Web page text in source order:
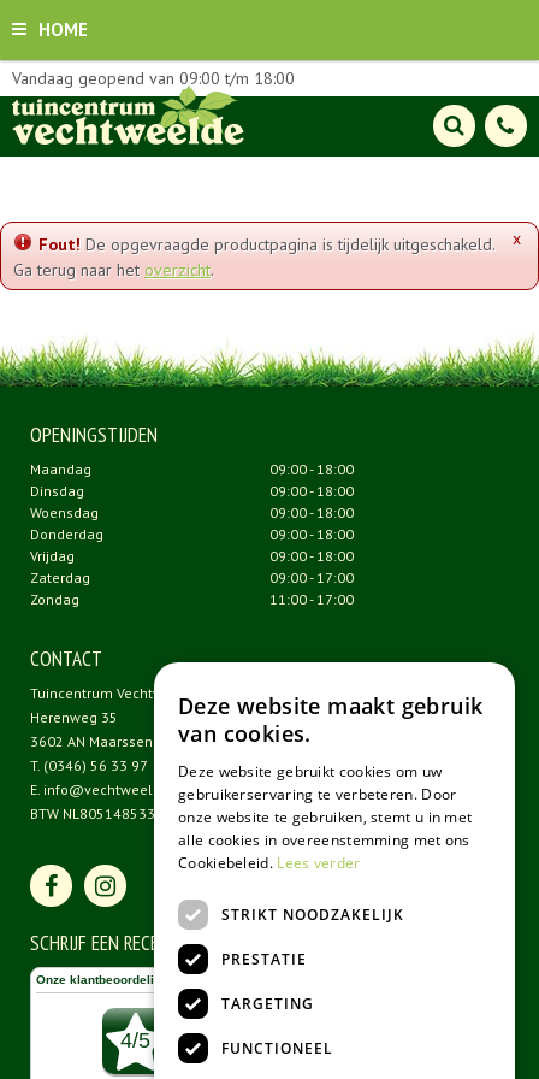
HOME
Vandaag geopend van 09:00 t/m 18:00
x
Fout! De opgevraagde productpagina is tijdelijk uitgeschakeld.
Ga terug naar het overzicht.
OPENINGSTIJDEN
Maandag
09:00 - 18:00
Dinsdag
09:00 - 18:00
Woensdag
09:00 - 18:00
Donderdag
09:00 - 18:00
Vrijdag
09:00 - 18:00
Zaterdag
09:00 - 17:00
Zondag
11:00 - 17:00
CONTACT
Tuincentrum Vechtweelde
Herenweg 35
3602 AN Maarssen
T. (0346) 56 33 97
E. info@vechtweelde.nl
BTW NL805148533B01
SCHRIJF EEN RECENSIE
Deze website maakt gebruik
van cookies.
Deze website gebruikt cookies om uw
gebruikerservaring te verbeteren. Door
onze website te gebruiken, stemt u in met
alle cookies in overeenstemming met ons
Cookiebeleid. Lees verder
STRIKT NOODZAKELIJK
PRESTATIE
TARGETING
FUNCTIONEEL